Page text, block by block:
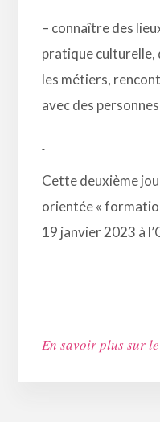
– connaître des
pratique culturelle,
les métiers,
avec des
Cette deuxième
orientée «
19 janvier 2023 à
En savoir plus sur